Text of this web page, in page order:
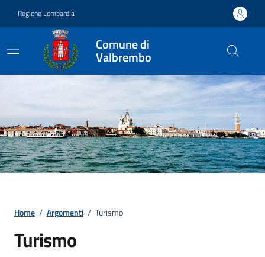
Regione Lombardia
Comune di
Valbrembo
Home / Argomenti / Turismo
Turismo